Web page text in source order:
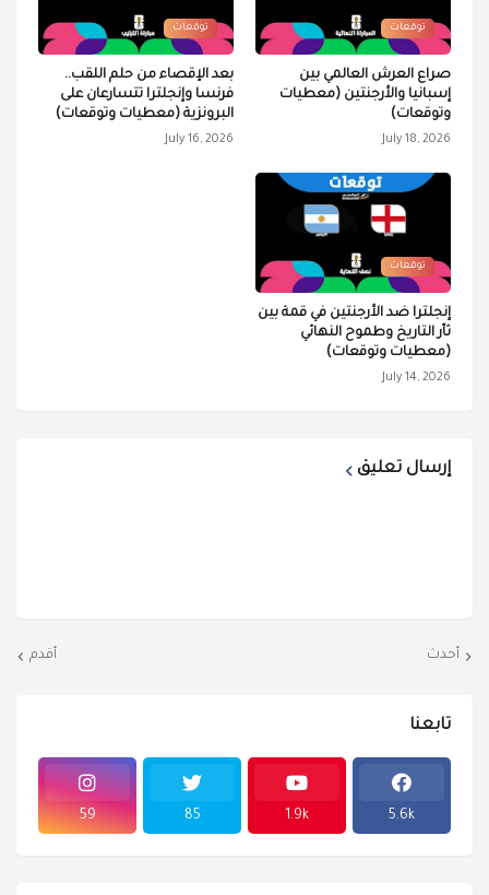
توقعات
صراع العرش العالمي بين
إسبانيا والأرجنتين (معطيات
وتوقعات)
July 18, 2026
توقعات
بعد الإقصاء من حلم اللقب..
فرنسا وإنجلترا تتسارعان على
البرونزية (معطيات وتوقعات)
July 16, 2026
توقعات
إنجلترا ضد الأرجنتين في قمة بين
ثأر التاريخ وطموح النهائي
(معطيات وتوقعات)
July 14, 2026
إرسال تعليق
أحدث أقدم
تابعنا
5.6k
1.9k
85
59